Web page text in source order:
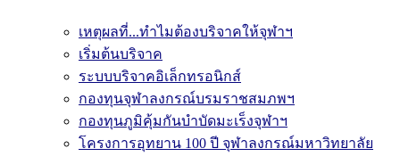
เหตุผลที่...ทำไมต้องบริจาคให้จุฬาฯ
เริ่มต้นบริจาค
ระบบบริจาคอิเล็กทรอนิกส์
กองทุนจุฬาลงกรณ์บรมราชสมภพฯ
กองทุนภูมิคุ้มกันบำบัดมะเร็งจุฬาฯ
โครงการอุทยาน 100 ปี จุฬาลงกรณ์มหาวิทยาลัย